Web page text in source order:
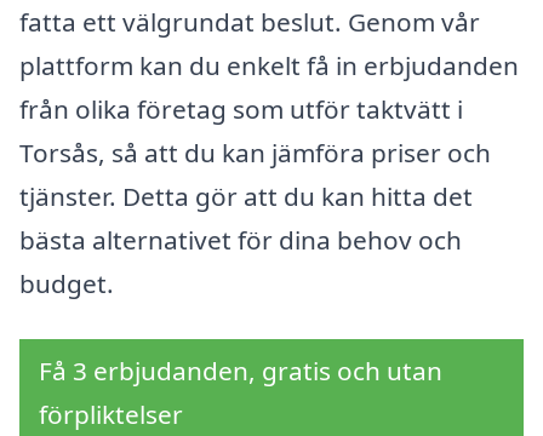
fatta ett välgrundat beslut. Genom vår
plattform kan du enkelt få in erbjudanden
från olika företag som utför taktvätt i
Torsås, så att du kan jämföra priser och
tjänster. Detta gör att du kan hitta det
bästa alternativet för dina behov och
budget.
Få 3 erbjudanden, gratis och utan
förpliktelser